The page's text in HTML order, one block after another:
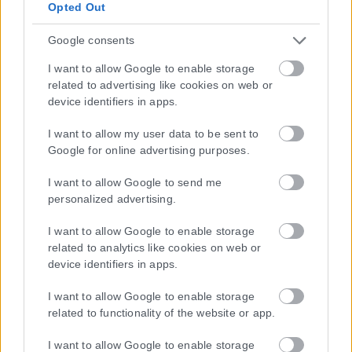
Opted Out
Google consents
I want to allow Google to enable storage
related to advertising like cookies on web or
device identifiers in apps.
I want to allow my user data to be sent to
Google for online advertising purposes.
I want to allow Google to send me
personalized advertising.
I want to allow Google to enable storage
related to analytics like cookies on web or
device identifiers in apps.
I want to allow Google to enable storage
related to functionality of the website or app.
I want to allow Google to enable storage
Φθιώτιδα, Δημοτικό Parking Γαλανέικα, Αλυτρώτων Πατρίδων και
Αγίας Παρασκευής, 09:00-15:00
Φθιώτιδα, Πανελλήνια Έκθεση Λαμίας, 10:00-15:00
Φθιώτιδα, Κτίριο ΟΣΚ (Πάρκο Λαού), Στυλίδα, 09:00-13:00
Φλώρινα, Ιατρείο ΕΟΔΥ, Ηπείρου 26, 09:00-15:00
Φλώρινα, Μελίτη, Πρώην Κοινοτικό Γραφείο, 09:00-14:30
Φωκίδα, Πνευματικό Κέντρο Άμφισσας, 09:00-15:00
Φωκίδα, Δελφοί/ΚΕΠ, 09:00-13:00
Κορυφινής και Καλόλιμνου, 08:30-15:30
-2 η
ΤΟΜΥ Χανίων, (Παλιό Νοσοκομείο Χανίων),
Καποδιστρίου και Δραγούμη, 08:30-15:00
Χανιά, Αύλειος χώρος 1ουΚέντρου Υγείας, Λεωφόρος Καραμανλή 99,
09:00-12:00
Χίος, Κέντρο Υγείας Χίου, 07:30-14:30
Χίος, Πλατεία Βουνακίου Χίου, 07:30-14:30